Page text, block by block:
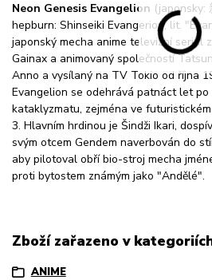
Neon Genesis Evangelion (japonsky:
hepburn: Shinseiki Evangerion, lit.
japonský mecha anime televizní seriál
Gainax a animovaný společností
Anno a vysílaný na TV Tokio od října
Evangelion se odehrává patnáct let po
kataklyzmatu, zejména ve
3. Hlavním hrdinou je Šindži Ikari,
svým otcem Gendem naverbován do
aby pilotoval obří bio-stroj mecha
proti bytostem známým jako "Andělé".
Zboží zařazeno v
ANIME